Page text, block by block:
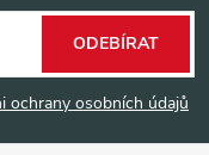
ochrany osobních údajů
ODEBÍRAT